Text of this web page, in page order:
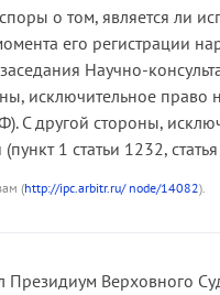
рассмотрении данного
в том числе к
при соблюдении
полемических,
замысла автора;
заимствования;
о том, является ли
его регистрации
Научно-
исключительное право
С другой стороны,
1 статьи 1232,
(http://ipc.arbitr.ru/ node/14082).
Президиум Верховного